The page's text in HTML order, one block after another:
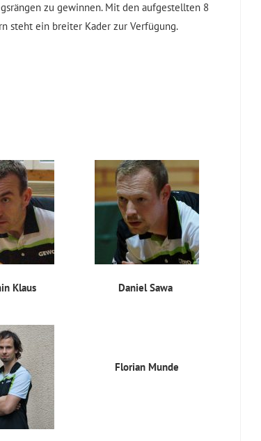
zu gewinnen. Mit den aufgestellten 8
steht ein breiter Kader zur Verfügung.
Klaus Daniel Sawa
Florian Munde